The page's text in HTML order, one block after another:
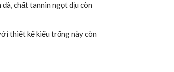
chất tannin ngọt dịu còn
thiết kế kiểu trống này còn